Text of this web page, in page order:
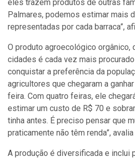
eles trazem produtos de outras
Palmares, podemos estimar mais
representadas por cada barraca”,
O produto agroecológico orgânico,
cidades é cada vez mais
conquistar a preferência da
agricultores que chegaram a
feira. Com quatro feiras, ele
estimar um custo de R$ 70 e
tinha antes. É preciso pensar que
praticamente não têm renda”,
A produção é diversificada e inclui